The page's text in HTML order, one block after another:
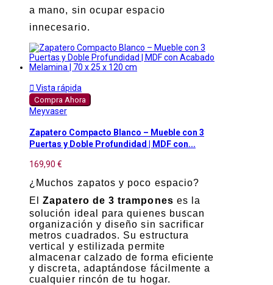
a mano, sin ocupar espacio
innecesario.
 Vista rápida
Compra Ahora
Meyvaser
Zapatero Compacto Blanco – Mueble con 3
Puertas y Doble Profundidad | MDF con...
169,90 €
¿Muchos zapatos y poco espacio?
ElZapatero de 3 trampones es la
solución ideal para quienes buscan
organización y diseño sin sacrificar
metros cuadrados. Su estructura
vertical y estilizada permite
almacenar calzado de forma eficiente
y discreta, adaptándose fácilmente a
cualquier rincón de tu hogar.